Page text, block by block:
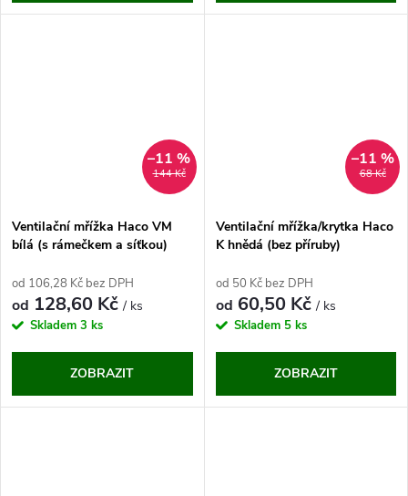
144 Kč
–11 %
Ventilační mřížka Haco VM
bílá (s rámečkem a síťkou)
od 106,28 Kč bez DPH
od 128,60 Kč/ ks
Skladem 3 ks
ZOBRAZIT
68 Kč
–11 %
Ventilační mřížka/krytka Haco
K hnědá (bez příruby)
od 50 Kč bez DPH
od 60,50 Kč/ ks
Skladem 5 ks
ZOBRAZIT